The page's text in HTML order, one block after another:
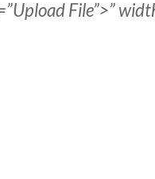
File”>”